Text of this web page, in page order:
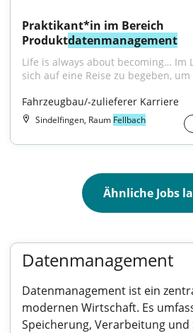
Praktikant*in im Bereich
Produktdatenmanagement
Life is always about becoming… Im
sich auf eine Reise zu begeben,
Fahrzeugbau/-zulieferer Karriere
Sindelfingen, Raum Fellbach
Ähnliche Jobs
Datenmanagement
Datenmanagement ist ein
modernen Wirtschaft. Es
Speicherung, Verarbeitung und